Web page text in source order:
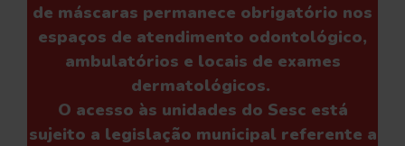
de máscaras permanece obrigatório nos
espaços de atendimento odontológico,
ambulatórios e locais de exames
dermatológicos.
O acesso às unidades do Sesc está
sujeito a legislação municipal referente a